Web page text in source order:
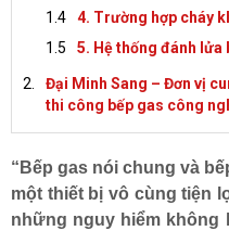
4. Trường hợp cháy
5. Hệ thống đánh lửa
Đại Minh Sang – Đơn vị
thi công bếp gas công
“Bếp gas nói chung và
một thiết bị vô cùng tiện
những nguy hiểmĐĂNG